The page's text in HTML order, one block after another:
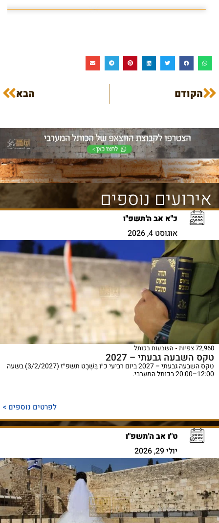
הקודם הבא
אירועים נוספים
כ"א אב ה'תשפ"ו
אוגוסט 4, 2026
72,960 צפיות השבעות בכותל
טקס השבעה גבעתי – 2027
טקס השבעה גבעתי – 2027 ביום רביעי כ״ו בִּשְׁבָט תשפ״ז (3/2/2027) בשעה
12:00–20:00 בכותל המערבי.
לפרטים נוספים >
ט"ו אב ה'תשפ"ו
יולי 29, 2026